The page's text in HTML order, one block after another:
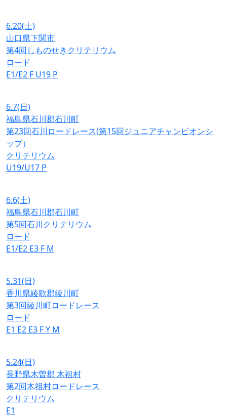
6.20(土)
山口県下関市
第4回しものせきクリテリウム
ロード
E1/E2 F U19 P
6.7(日)
福島県石川郡石川町
第23回石川ロードレース(第15回ジュニアチャンピオンシ
ップ）
クリテリウム
U19/U17 P
6.6(土)
福島県石川郡石川町
第5回石川クリテリウム
ロード
E1/E2 E3 F M
5.31(日)
香川県綾歌郡綾川町
第3回綾川町ロードレース
ロード
E1 E2 E3 FY M
5.24(日)
長野県木曽郡 木祖村
第2回木祖村ロードレース
クリテリウム
E1